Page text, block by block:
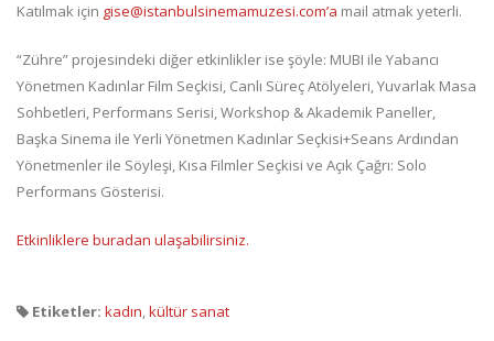
Katılmak için gise@istanbulsinemamuzesi.com’a mail atmak yeterli.
“Zühre” projesindeki diğer etkinlikler ise şöyle: MUBI ile Yabancı
Yönetmen Kadınlar Film Seçkisi, Canlı Süreç Atölyeleri, Yuvarlak Masa
Sohbetleri, Performans Serisi, Workshop & Akademik Paneller,
Başka Sinema ile Yerli Yönetmen Kadınlar Seçkisi+Seans Ardından
Yönetmenler ile Söyleşi, Kısa Filmler Seçkisi ve Açık Çağrı: Solo
Performans Gösterisi.
Etkinliklere buradan ulaşabilirsiniz.
Etiketler: kadın,kültür sanat